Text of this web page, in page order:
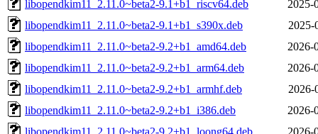
libopendkim11_2.11.0~beta2-9.1+b1_riscv64.deb
2025-
libopendkim11_2.11.0~beta2-9.1+b1_s390x.deb
2025-
libopendkim11_2.11.0~beta2-9.2+b1_amd64.deb
2026-
libopendkim11_2.11.0~beta2-9.2+b1_arm64.deb
2026-
libopendkim11_2.11.0~beta2-9.2+b1_armhf.deb
2026-
libopendkim11_2.11.0~beta2-9.2+b1_i386.deb
2026-
libopendkim11_2.11.0~beta2-9.2+b1_loong64.deb
2026-